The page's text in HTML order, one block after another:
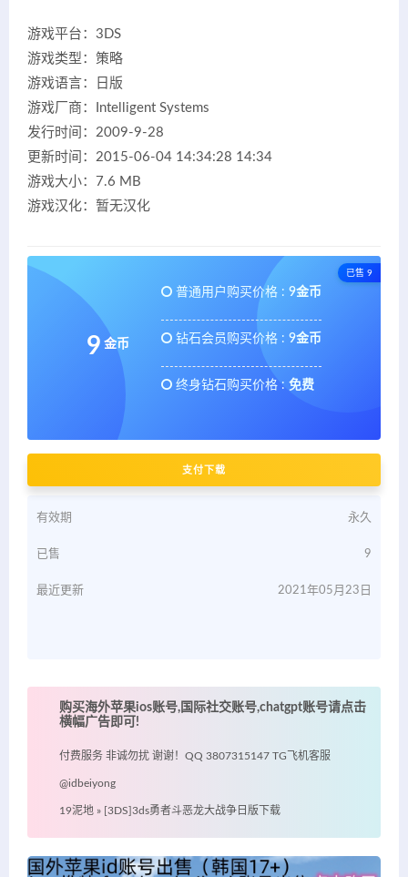
游戏平台：3DS
游戏类型：策略
游戏语言：日版
游戏厂商：Intelligent Systems
发行时间：2009-9-28
更新时间：2015-06-04 14:34:28 14:34
游戏大小：7.6 MB
游戏汉化：暂无汉化
已售 9
9 金币
普通用户购买价格 : 9金币
钻石会员购买价格 : 9金币
终身钻石购买价格 : 免费
支付下载
有效期 永久
已售 9
最近更新 2021年05月23日
购买海外苹果ios账号,国际社交账号,chatgpt账号请点击
横幅广告即可!
付费服务 非诚勿扰 谢谢！QQ 3807315147 TG飞机客服
@idbeiyong
19泥地 » [3DS]3ds勇者斗恶龙大战争日版下载